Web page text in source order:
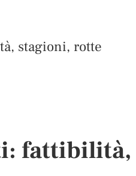
stagioni, rotte
fattibilità,